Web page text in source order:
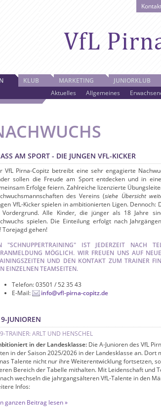
Aktuelles Allgemeines
KLUB MARKETING JUNIORKLUB
AM SPORT - DIE JUNGEN VFL-KICKER
VfL Pirna-Copitz betreibt eine sehr engagierte
sollen die Freude am Sport entdecken und in
Erfolge feiern. Zahlreiche lizenzierte
des Vereins (siehe Übersicht
VfL-Kicker spielen in ambitionierten Ligen. Dennoch:
Vordergrund. Alle Kinder, die jünger als 18 Jahre
spielen. Die Einteilung erfolgt nach
Torejagd gehen!
"SCHNUPPERTRAINING" IST JEDERZEIT NACH
MÖGLICH. WIR FREUEN UNS AUF
UND DEN KONTAKT ZUM TRAINER
EINZELNEN TEAMSEITEN.
Telefon: 03501 / 52 35 43
E-Mail:
info@vfl-pirna-copitz.de
JUNIOREN
TRAINER: ARLT UND HENSCHEL
in der Landesklasse: Die A-Junioren des VfL
in der Saison 2025/2026 in der Landesklasse an. Dort
Talente nicht nur ihre Weiterentwicklung fortsetzen,
Bereich der Tabelle mithalten. Mit Leidenschaft und
wechseln die jahrgangsälteren VfL-Talente in den
Infos:
ganzen Beitrag lesen »